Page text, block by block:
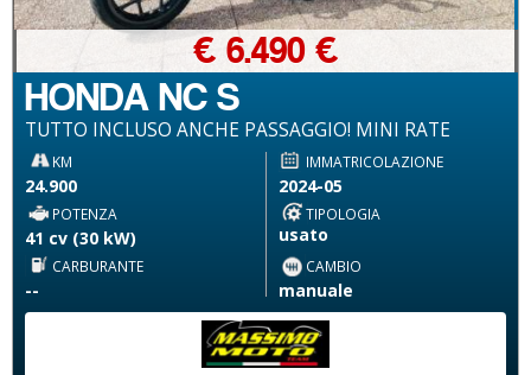
HONDA NC S
TUTTO INCLUSO ANCHE PASSAGGIO! MINI RATE
€ 6.490 €
KM
24.900
IMMATRICOLAZIONE
2024-05
POTENZA
41 cv (30 kW)
TIPOLOGIA
usato
CARBURANTE
--
CAMBIO
manuale